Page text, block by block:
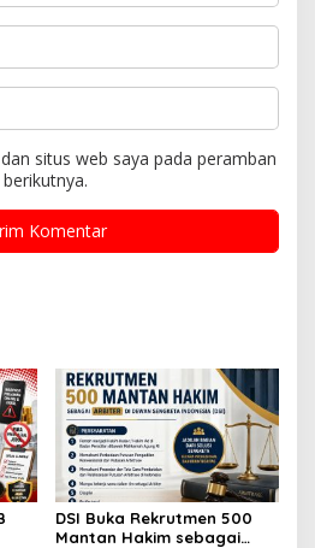
situs web saya pada peramban
DSI Buka Rekrutmen 500
Mantan Hakim sebagai